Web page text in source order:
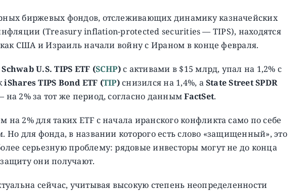
биржевых фондов, отслеживающих динамику казначейских
(Treasury inflation-protected securities — TIPS), находятся
США и Израиль начали войну с Ираном в конце февраля.
Schwab U.S. TIPS ETF (SCHP)с активами в $15 млрд, упал на 1,2% с
iShares TIPS Bond ETF (TIP)снизился на 1,4%, аState Street SPDR
2% за тот же период, согласно даннымFactSet.
2% для таких ETF с начала иранского конфликта само по себе
Но для фонда, в названии которого есть слово «защищенный», это
серьезную проблему: рядовые инвесторы могут не до конца
они получают.
сейчас, учитывая высокую степень неопределенности